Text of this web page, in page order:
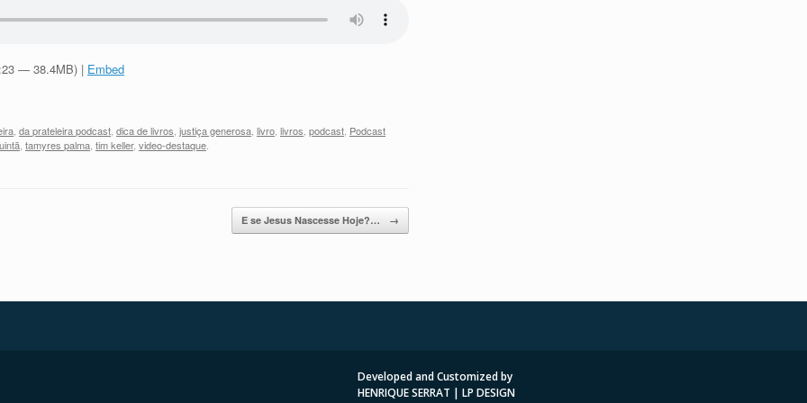
— 38.4MB) | Embed
da prateleira podcast dica de livros justiça generosa livro livros podcast Podcast
tamyres palma tim keller, video-destaque
E se Jesus Nascesse Hoje?… →
Developed and Customized by
HENRIQUE SERRAT | LP DESIGN